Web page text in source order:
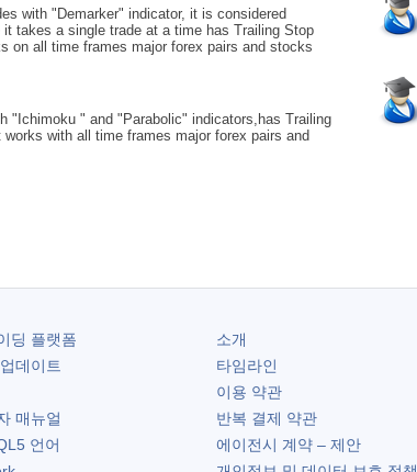
with "Demarker" indicator, it is considered
takes a single trade at a time has Trailing Stop
on all time frames major forex pairs and stocks
"Ichimoku " and "Parabolic" indicators,has Trailing
with all time frames major forex pairs and
딩 플랫폼
데이트
매뉴얼
언어
소개
타임라인
이용 약관
반복 결제 약관
에이전시 계약 – 제안